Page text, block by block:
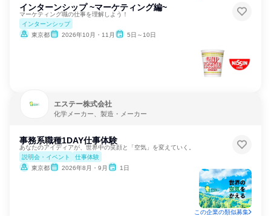
インターンシップ ~マーケティング編~
マーケティング職の仕事を理解しよう！
インターンシップ
東京都
2026年10月・11月 5日～10日
エステー株式会社
化学メーカー、製造・メーカー
事務系職種1DAY仕事体験
あなたのアイディアが、世界中の笑顔と「空気」を変えていく。
説明会・イベント
仕事体験
東京都
2026年8月・9月 1日
この企業の類似募集